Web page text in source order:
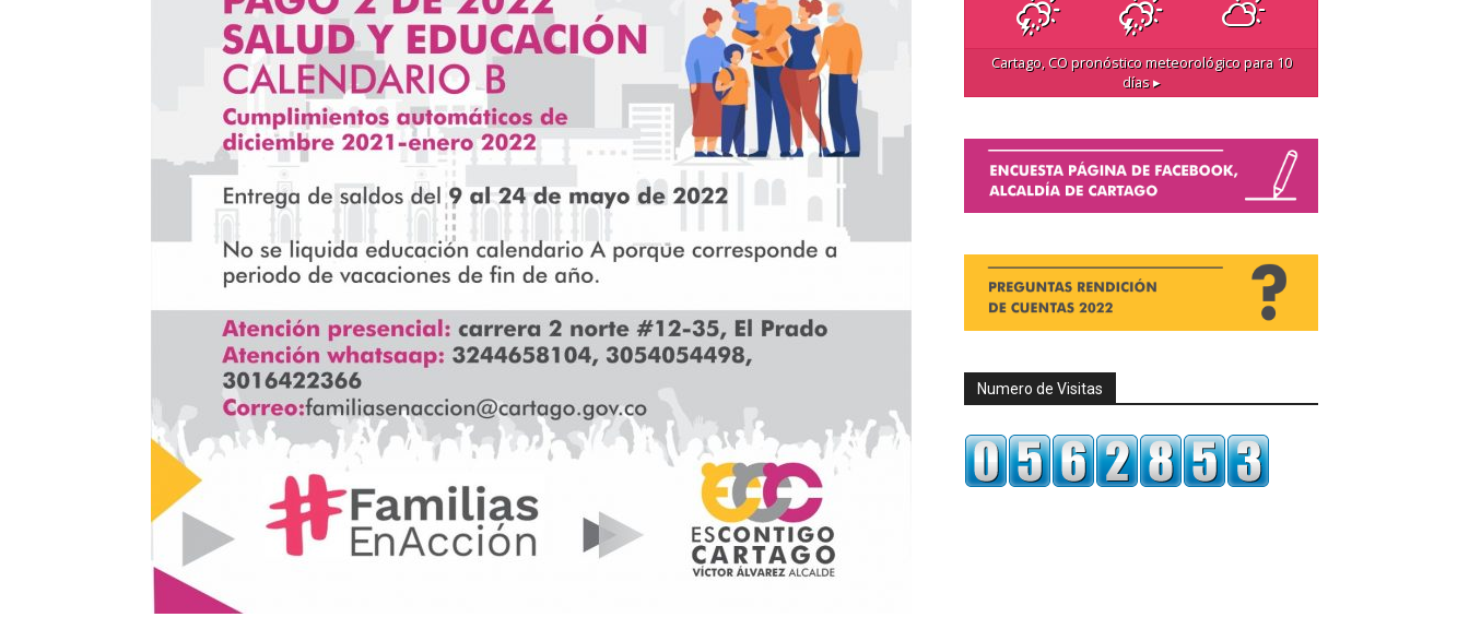
Cartago, COpronóstico meteorológico para 10
días ▸
Numero de Visitas